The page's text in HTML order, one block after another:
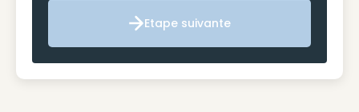
Etape suivante
Etape suivante